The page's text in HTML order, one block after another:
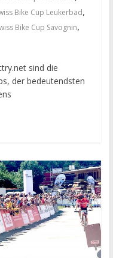
Bike Cup Leukerbad,
Bike Cup Savognin,
sind die
der bedeutendsten